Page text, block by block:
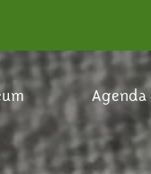
Agenda